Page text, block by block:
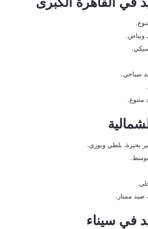
وبياض.
سياحي.
متنوع.
بحيرة، بلطي وبوري.
صيد ممتاز.
في سيناء